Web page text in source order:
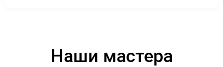
Наши мастера